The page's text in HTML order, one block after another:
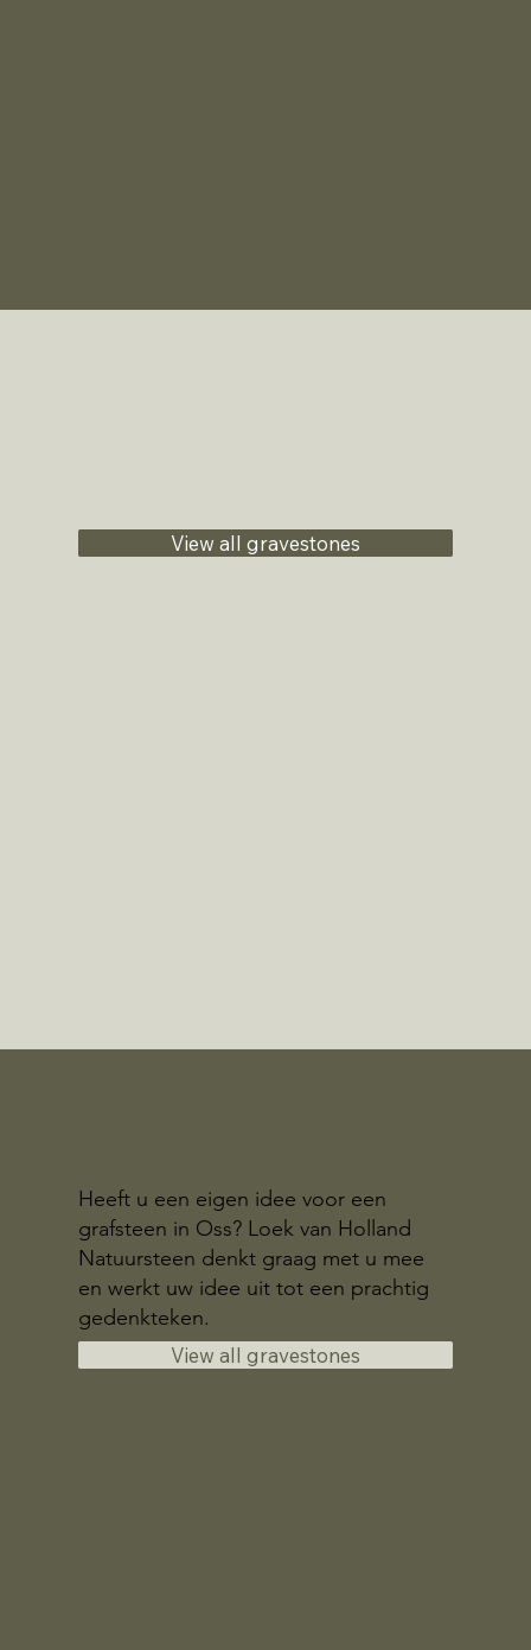
View all gravestones
Heeft u een eigen idee voor een
grafsteen in Oss? Loek van Holland
Natuursteen denkt graag met u mee
en werkt uw idee uit tot een prachtig
gedenkteken.
View all gravestones